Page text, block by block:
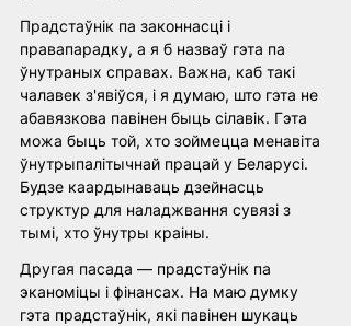
Прадстаўнік па законнасці і
правапарадку, а я б назваў гэта па
ўнутраных справах. Важна, каб такі
чалавек з'явіўся, і я думаю, што гэта не
абавязкова павінен быць сілавік. Гэта
можа быць той, хто зоймецца менавіта
ўнутрыпалітычнай працай у Беларусі.
Будзе каардынаваць дзейнасць
структур для наладжвання сувязі з
тымі, хто ўнутры краіны.
Другая пасада — прадстаўнік па
эканоміцы і фінансах. На маю думку
гэта прадстаўнік, які павінен шукаць